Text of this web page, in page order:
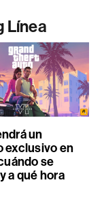
Línea
un
exclusivo en
se
a qué hora